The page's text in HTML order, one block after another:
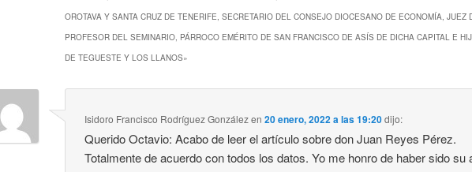
OROTAVA Y SANTA CRUZ DE TENERIFE, SECRETARIO DEL CONSEJO DIOCESANO DE ECONOMÍA, JUEZ
PROFESOR DEL SEMINARIO, PÁRROCO EMÉRITO DE SAN FRANCISCO DE ASÍS DE DICHA CAPITAL E
DE TEGUESTE Y LOS LLANOS»
Isidoro Francisco Rodríguez Gonzálezen20 enero, 2022 a las 19:20dijo:
Querido Octavio: Acabo de leer el artículo sobre don Juan Reyes Pérez.
Totalmente de acuerdo con todos los datos. Yo me honro de haber sido su